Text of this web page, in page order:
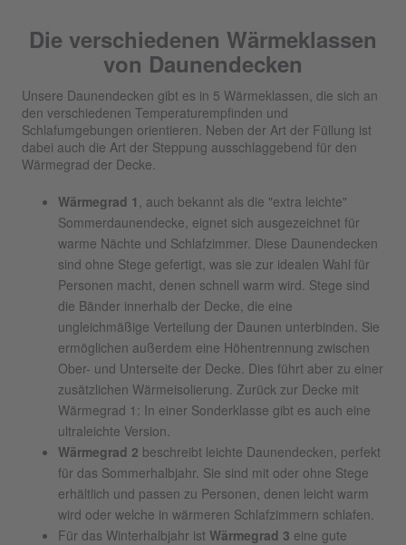
Die verschiedenen Wärmeklassen
von Daunendecken
Unsere Daunendecken gibt es in 5 Wärmeklassen, die sich an
den verschiedenen Temperaturempfinden und
Schlafumgebungen orientieren. Neben der Art der Füllung ist
dabei auch die Art der Steppung ausschlaggebend für den
Wärmegrad der Decke.
Wärmegrad 1 , auch bekannt als die "extra leichte"
Sommerdaunendecke, eignet sich ausgezeichnet für
warme Nächte und Schlafzimmer. Diese Daunendecken
sind ohne Stege gefertigt, was sie zur idealen Wahl für
Personen macht, denen schnell warm wird. Stege sind
die Bänder innerhalb der Decke, die eine
ungleichmäßige Verteilung der Daunen unterbinden. Sie
ermöglichen außerdem eine Höhentrennung zwischen
Ober- und Unterseite der Decke. Dies führt aber zu einer
zusätzlichen Wärmeisolierung. Zurück zur Decke mit
Wärmegrad 1: In einer Sonderklasse gibt es auch eine
ultraleichte Version.
Wärmegrad 2 beschreibt leichte Daunendecken, perfekt
für das Sommerhalbjahr. Sie sind mit oder ohne Stege
erhältlich und passen zu Personen, denen leicht warm
wird oder welche in wärmeren Schlafzimmern schlafen.
Für das Winterhalbjahr ist Wärmegrad 3 eine gute